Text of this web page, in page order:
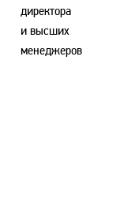
директора
и высших
менеджеров